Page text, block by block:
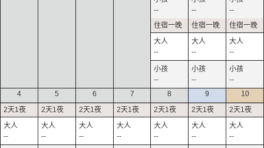
--
--
--
--
--
--
--
--
--
4
--
5
--
6
--
7
--
8
--
9
--
10
--